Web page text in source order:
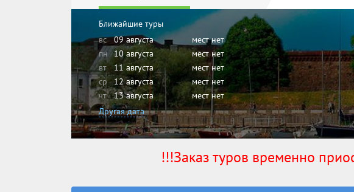
Ближайшие туры
вс
09 августа
мест нет
пн
10 августа
мест нет
вт
11 августа
мест нет
ср
12 августа
мест нет
чт
13 августа
мест нет
Другая дата
!!!Заказ туров временно